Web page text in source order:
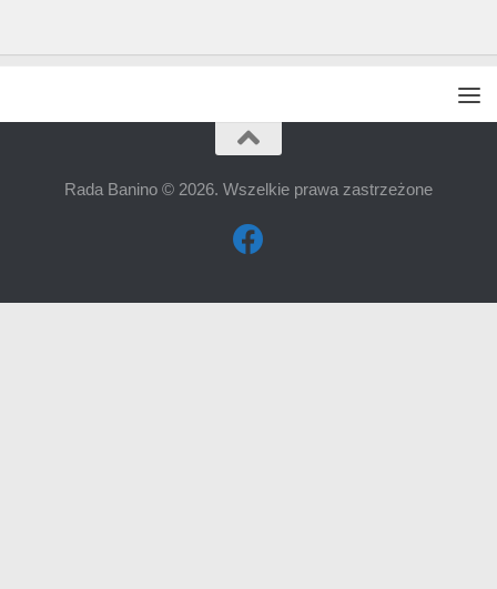
Rada Banino © 2026. Wszelkie prawa zastrzeżone